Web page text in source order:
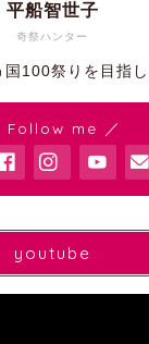
奇祭ハンター
平船智世子
100祭りを目指し
Follow me ／
youtube